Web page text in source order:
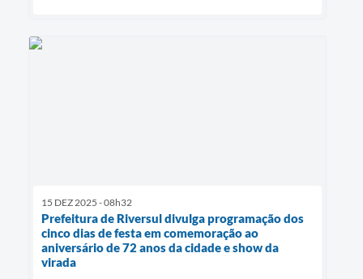
15 DEZ 2025 - 08h32
Prefeitura de Riversul divulga programação dos
cinco dias de festa em comemoração ao
aniversário de 72 anos da cidade e show da
virada